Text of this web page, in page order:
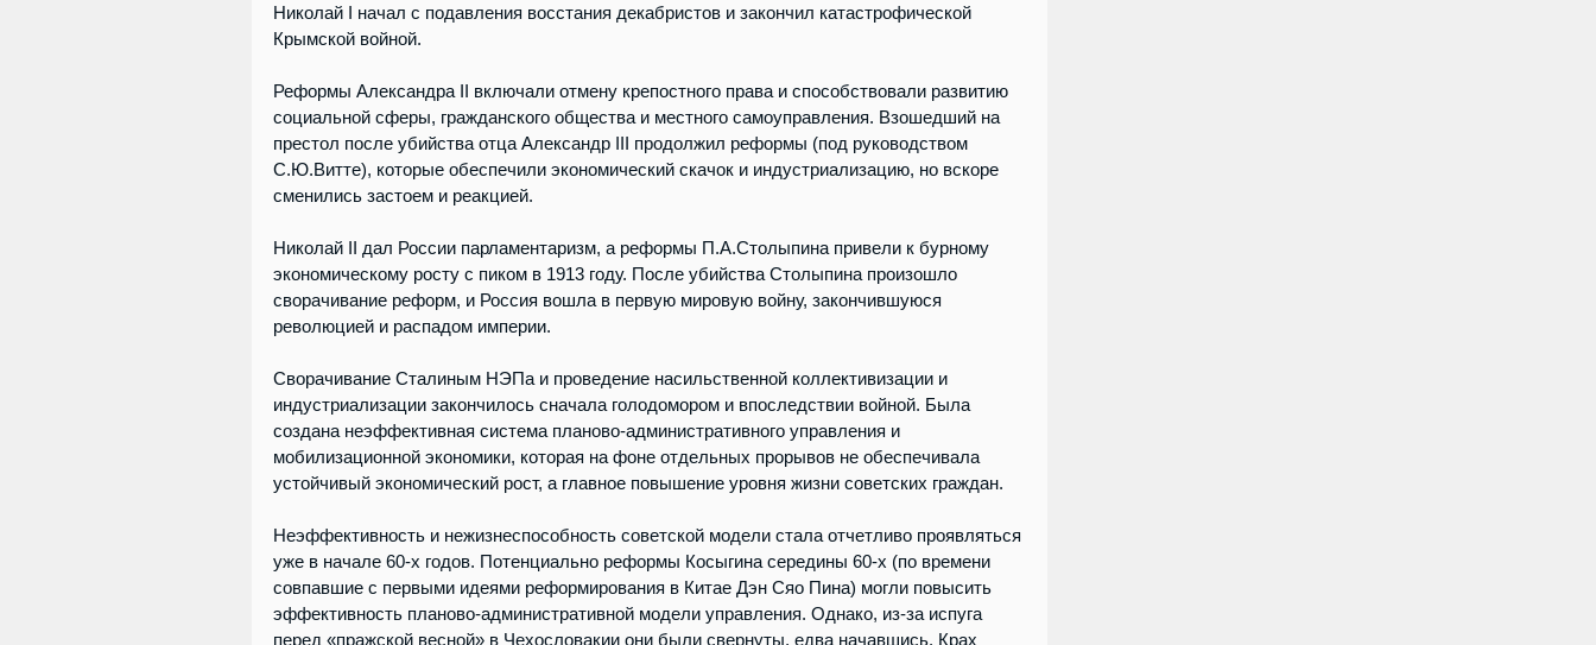
Николай I начал с подавления восстания декабристов и закончил катастрофической
Крымской войной.
Реформы Александра II включали отмену крепостного права и способствовали развитию
социальной сферы, гражданского общества и местного самоуправления. Взошедший на
престол после убийства отца Александр III продолжил реформы (под руководством
С.Ю.Витте), которые обеспечили экономический скачок и индустриализацию, но вскоре
сменились застоем и реакцией.
Николай II дал России парламентаризм, а реформы П.А.Столыпина привели к бурному
экономическому росту с пиком в 1913 году. После убийства Столыпина произошло
сворачивание реформ, и Россия вошла в первую мировую войну, закончившуюся
революцией и распадом империи.
Сворачивание Сталиным НЭПа и проведение насильственной коллективизации и
индустриализации закончилось сначала голодомором и впоследствии войной. Была
создана неэффективная система планово-административного управления и
мобилизационной экономики, которая на фоне отдельных прорывов не обеспечивала
устойчивый экономический рост, а главное повышение уровня жизни советских граждан.
Неэффективность и нежизнеспособность советской модели стала отчетливо проявляться
уже в начале 60-х годов. Потенциально реформы Косыгина середины 60-х (по времени
совпавшие с первыми идеями реформирования в Китае Дэн Сяо Пина) могли повысить
эффективность планово-административной модели управления. Однако, из-за испуга
перед «пражской весной» в Чехословакии они были свернуты, едва начавшись. Крах